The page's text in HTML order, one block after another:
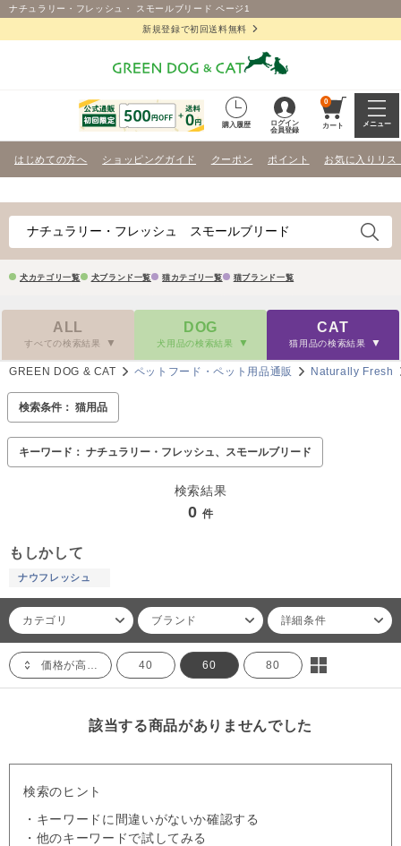
ナチュラリー・フレッシュ・ スモールブリード ページ1
新規登録で初回送料無料
購入履歴
ログイン
会員登録
0
カート メニュー
はじめての方へ ショッピングガイド クーポン ポイント お気に入りリス
犬カテゴリ一覧 犬ブランド一覧 猫カテゴリ一覧 猫ブランド一覧
ALL
すべての検索結果
DOG
犬用品の検索結果
CAT
猫用品の検索結果
GREEN DOG & CAT ペットフード・ペット用品通販 Naturally Fresh
検索条件： 猫用品
キーワード： ナチュラリー・フレッシュ、スモールブリード
検索結果
0 件
もしかして
ナウフレッシュ
カテゴリ ブランド 詳細条件
価格が高い順 40 60 80
該当する商品がありませんでした
検索のヒント
・キーワードに間違いがないか確認する
・他のキーワードで試してみる